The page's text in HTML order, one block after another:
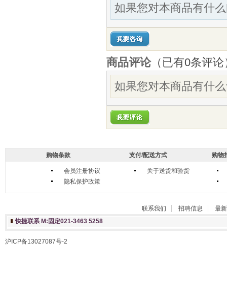
如果您对本商品有什
商品评论（已有0条评论
如果您对本商品有什
购物条款
会员注册协议
隐私保护政策
支付/配送方式
关于送货和验货
购物
联系我们 招聘信息
最
快捷联系 M:固定021-3463 5258
沪ICP备13027087号-2